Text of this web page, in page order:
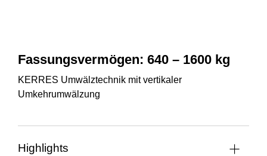
Fassungsvermögen: 640– 1600kg
KERRES Umwälztechnik mit vertikaler
Umkehrumwälzung
Highlights